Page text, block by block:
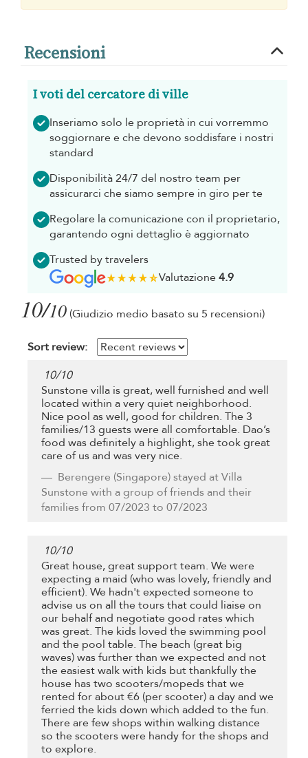
Recensioni
I voti del cercatore di ville
Inseriamo solo le proprietà in cui vorremmo
soggiornare e che devono soddisfare i nostri
standard
Disponibilità 24/7 del nostro team per
assicurarci che siamo sempre in giro per te
Regolare la comunicazione con il proprietario,
garantendo ogni dettaglio è aggiornato
Trusted by travelers
Valutazione4.9
10/10 (Giudizio medio basato su 5 recensioni)
Sort review:
10/10
Sunstone villa is great, well furnished and well
located within a very quiet neighborhood.
Nice pool as well, good for children. The 3
families/13 guests were all comfortable. Dao’s
food was definitely a highlight, she took great
care of us and was very nice.
Berengere (Singapore) stayed at Villa
Sunstone with a group of friends and their
families from 07/2023 to 07/2023
10/10
Great house, great support team. We were
expecting a maid (who was lovely, friendly and
efficient). We hadn't expected someone to
advise us on all the tours that could liaise on
our behalf and negotiate good rates which
was great. The kids loved the swimming pool
and the pool table. The beach (great big
waves) was further than we expected and not
the easiest walk with kids but thankfully the
house has two scooters/mopeds that we
rented for about €6 (per scooter) a day and we
ferried the kids down which added to the fun.
There are few shops within walking distance
so the scooters were handy for the shops and
to explore.